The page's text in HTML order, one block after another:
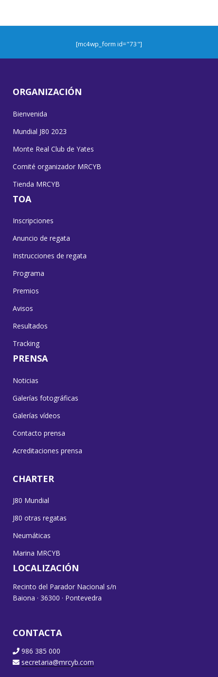
[mc4wp_form id="73"]
ORGANIZACIÓN
Bienvenida
Mundial J80 2023
Monte Real Club de Yates
Comité organizador MRCYB
Tienda MRCYB
TOA
Inscripciones
Anuncio de regata
Instrucciones de regata
Programa
Premios
Avisos
Resultados
Tracking
PRENSA
Noticias
Galerías fotográficas
Galerías vídeos
Contacto prensa
Acreditaciones prensa
CHARTER
J80 Mundial
J80 otras regatas
Neumáticas
Marina MRCYB
LOCALIZACIÓN
Recinto del Parador Nacional s/n
Baiona · 36300 · Pontevedra
CONTACTA
986 385 000
secretaria@mrcyb.com